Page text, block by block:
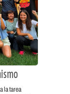
la tarea